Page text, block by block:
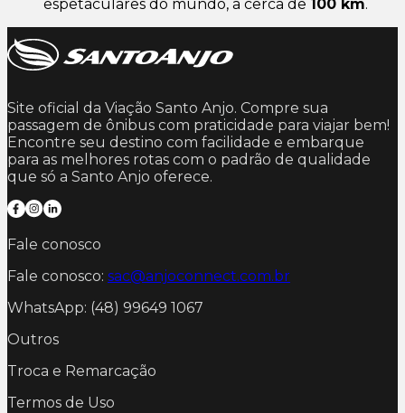
espetaculares do mundo, a cerca de 100 km.
Site oficial da Viação Santo Anjo. Compre sua
passagem de ônibus com praticidade para viajar bem!
Encontre seu destino com facilidade e embarque
para as melhores rotas com o padrão de qualidade
que só a Santo Anjo oferece.
Fale conosco
Fale conosco: sac@anjoconnect.com.br
WhatsApp: (48) 99649 1067
Outros
Troca e Remarcação
Termos de Uso